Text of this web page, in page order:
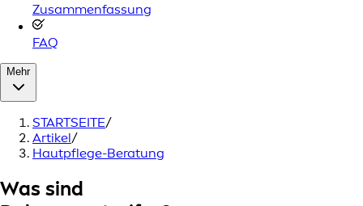
Zusammenfassung
FAQ
Mehr
STARTSEITE/
Artikel/
Hautpflege-Beratung
Was sind